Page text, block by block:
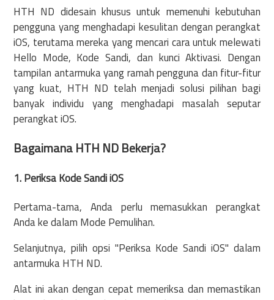
HTH ND didesain khusus untuk memenuhi kebutuhan
pengguna yang menghadapi kesulitan dengan perangkat
iOS, terutama mereka yang mencari cara untuk melewati
Hello Mode, Kode Sandi, dan kunci Aktivasi. Dengan
tampilan antarmuka yang ramah pengguna dan fitur-fitur
yang kuat, HTH ND telah menjadi solusi pilihan bagi
banyak individu yang menghadapi masalah seputar
perangkat iOS.
Bagaimana HTH ND Bekerja?
1. Periksa Kode Sandi iOS
Pertama-tama, Anda perlu memasukkan perangkat
Anda ke dalam Mode Pemulihan.
Selanjutnya, pilih opsi "Periksa Kode Sandi iOS" dalam
antarmuka HTH ND.
Alat ini akan dengan cepat memeriksa dan memastikan